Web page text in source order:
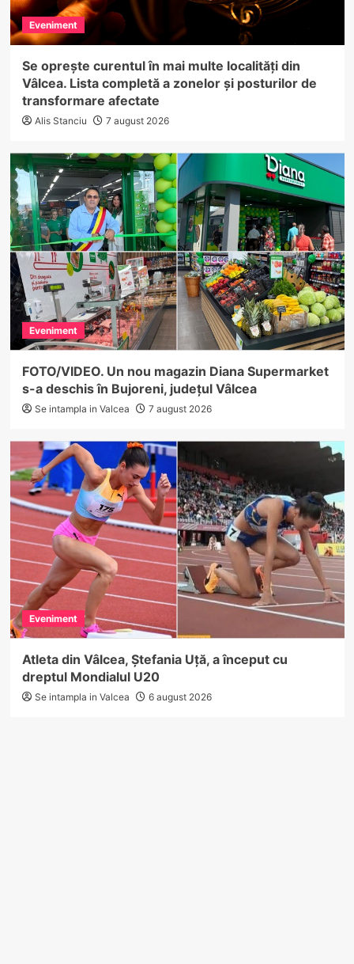
Eveniment
Se oprește curentul în mai multe localități din
Vâlcea. Lista completă a zonelor și posturilor de
transformare afectate
Alis Stanciu 7 august 2026
Eveniment
FOTO/VIDEO. Un nou magazin Diana Supermarket
s-a deschis în Bujoreni, județul Vâlcea
Se intampla in Valcea 7 august 2026
Eveniment
Atleta din Vâlcea, Ștefania Uță, a început cu
dreptul Mondialul U20
Se intampla in Valcea 6 august 2026